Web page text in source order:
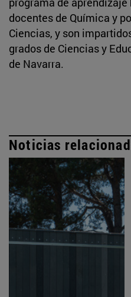
docentes de Química y
Ciencias, y son
grados de Ciencias y
de Navarra.
Noticias